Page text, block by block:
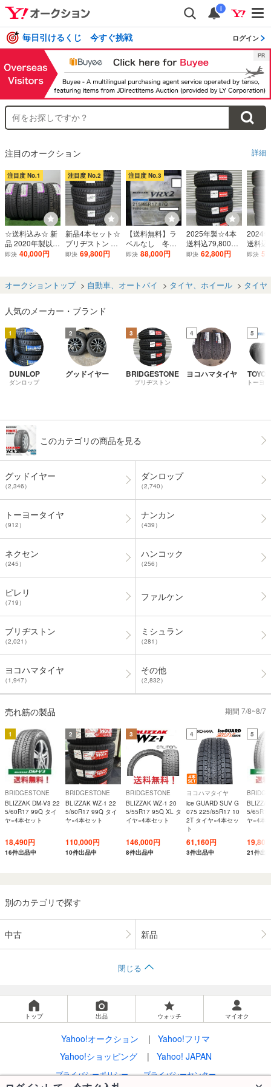
i
毎日引けるくじ 今すぐ挑戦 ログイン
注目のオークション 詳細
注目度 No.1
☆送料込み☆ 新
品 2020年製以降
225/55R17 NEX
ス 4本 225/55/17
タイヤ
即決 40,000円
注目度 No.2
新品4本セット☆
ブリヂストン ブ
リザック DM-V3
ファード・ヴェ
ルファイア・レ
即決 69,800円
注目度 No.3
【送料無料】ラ
ベルなし 冬タ
イヤ 2023年製 B
5/45R17 4本セ
ット税込￥88,00
即決 88,000円
2025年製☆4本
送料込79,800円
～☆ブリヂスト
☆スタッドレス
タイヤ・冬タイ
即決 62,800円
2024
送料込
～☆ブ
分☆レ
X・ボ
即決
オークショントップ 自動車、オートバイ タイヤ、ホイール タイヤ
人気のメーカー・ブランド
1
DUNLOP
ダンロップ
2
グッドイヤー
3
BRIDGESTONE
ブリヂストン
4
ヨコハマタイヤ
5
TOYO
トーヨ
このカテゴリの商品を見る
グッドイヤー
（2,346）
ダンロップ
（2,740）
トーヨータイヤ
（912）
ナンカン
（439）
ネクセン
（245）
ハンコック
（256）
ピレリ
（719） ファルケン
ブリヂストン
（2,021）
ミシュラン
（281）
ヨコハマタイヤ
（1,947）
その他
（2,832）
売れ筋の製品 期間 7/8~8/7
1
BRIDGESTONE
BLIZZAK DM-V3 22
5/60R17 99Q タイ
ヤ×4本セット
18,490円
16件出品中
2
BRIDGESTONE
BLIZZAK WZ-1 22
5/60R17 99Q タイ
ヤ×4本セット
110,000円
10件出品中
3
BRIDGESTONE
BLIZZAK WZ-1 20
5/55R17 95Q XL タ
イヤ×4本セット
146,000円
8件出品中
4
ヨコハマタイヤ
ice GUARD SUV G
075 225/65R17 10
2T タイヤ×4本セッ
ト
61,160円
3件出品中
5
5/
ヤ×4本
21件出
別のカテゴリで探す
中古 新品
閉じる
トップ 出品 ウォッチ マイオク
Yahoo!オークション
Yahoo!フリマ
Yahoo!ショッピング
Yahoo! JAPAN
プライバシーポリシー
プライバシーセンター